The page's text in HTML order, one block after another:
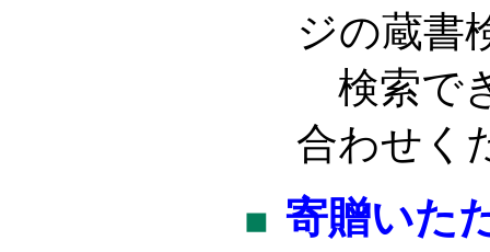
ジの蔵書
検索で
合わせく
寄贈いた